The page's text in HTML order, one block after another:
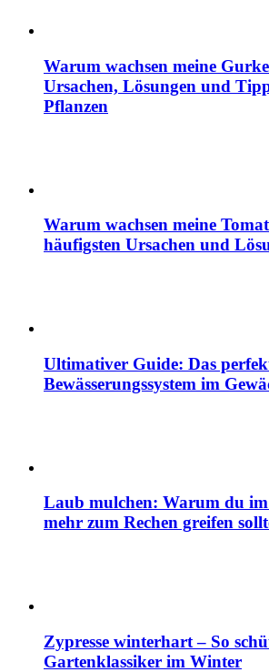
Warum wachsen meine
Ursachen, Lösungen und
Pflanzen
Warum wachsen meine
häufigsten Ursachen und
Ultimativer Guide: Das
Bewässerungssystem im
Laub mulchen: Warum du
mehr zum Rechen greifen
Zypresse winterhart – So
Gartenklassiker im Winter